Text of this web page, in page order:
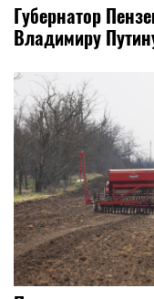
Губернатор
Владимиру